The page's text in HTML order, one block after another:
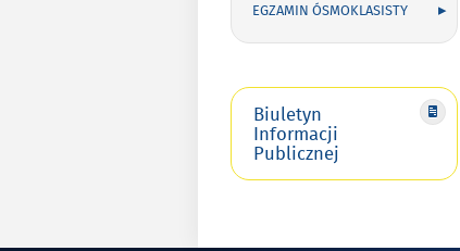
EGZAMIN ÓSMOKLASISTY
Biuletyn
Informacji
Publicznej